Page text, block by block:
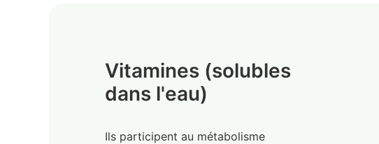
Vitamines (solubles
dans l'eau)
Ils participent au métabolisme